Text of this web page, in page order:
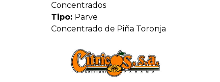
Concentrados
Tipo: Parve
Concentrado de Piña Toronja